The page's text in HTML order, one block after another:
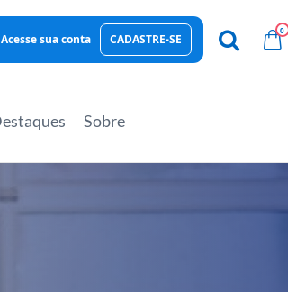
Acesse sua conta CADASTRE-SE
0
Sobre